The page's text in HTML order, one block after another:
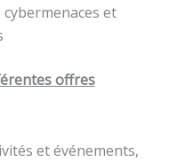
et
offres
et événements,